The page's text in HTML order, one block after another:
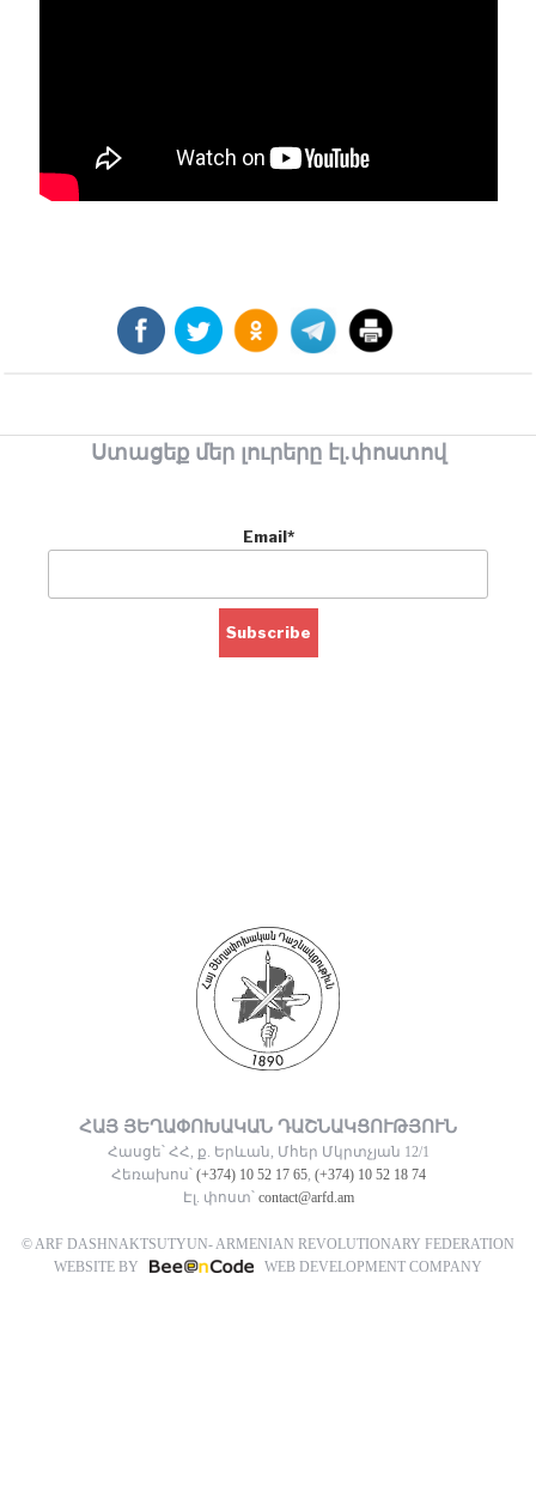
Ստացեք մեր լուրերը էլ.փոստով
Email*
ՀԱՅ ՅԵՂԱՓՈԽԱԿԱՆ ԴԱՇՆԱԿՑՈՒԹՅՈՒՆ
Հասցե՝ ՀՀ, ք. Երևան, Մհեր Մկրտչյան 12/1
Հեռախոս՝ (+374) 10 52 17 65, (+374) 10 52 18 74
Էլ. փոստ՝ contact@arfd.am
© ARF DASHNAKTSUTYUN- ARMENIAN REVOLUTIONARY FEDERATION
WEBSITE BY
WEB DEVELOPMENT COMPANY